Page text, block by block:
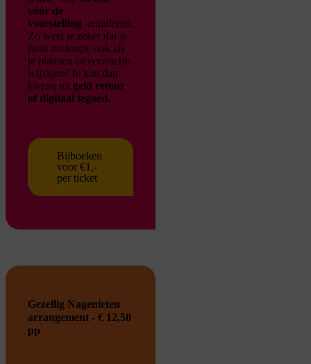
vóór de
voorstelling annuleren.
Zo weet je zeker dat je
niets misloopt, ook als
je plannen onverwachts
wijzigen! Je kan dan
kiezen uit geld retour
of digitaal tegoed.
Bijboeken
voor €1,-
per ticket
Gezellig Nagenieten
arrangement - € 12,50
pp